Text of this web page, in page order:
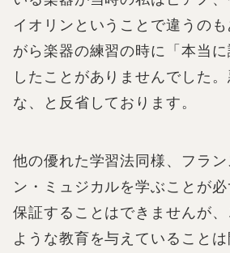
イオリンということで違うの
がら楽器の練習の時に「本当
したことがありませんでした
な、と反省しております。
他の優れた学習法同様、フラ
ン・ミュジカルを学ぶことが
保証することはできませんが
ような教育を与えていること